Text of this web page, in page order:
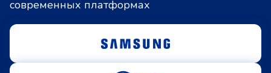
современных платформах